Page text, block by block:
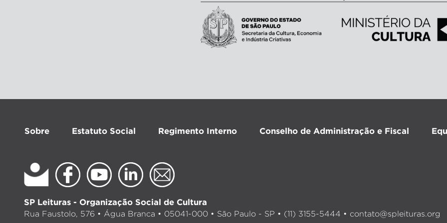
Sobre Estatuto Social Regimento Interno Conselho de Administração e Fiscal
SP Leituras - Organização Social de Cultura
Rua Faustolo, 576 • Água Branca • 05041-000 • São Paulo - SP • (11) 3155-5444 • contato@spleituras.org